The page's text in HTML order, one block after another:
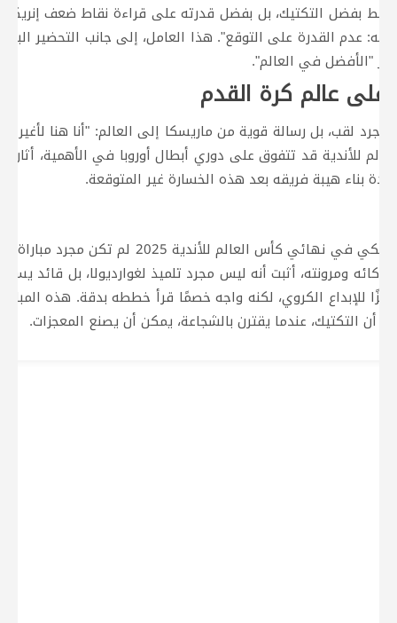
بفضل التكتيك، بل بفضل قدرته على قراءة نقاط ضعف إنريكي.
عدم القدرة على التوقع". هذا العامل، إلى جانب التحضير
"الأفضل في العالم".
على عالم كرة القدم
مجرد لقب، بل رسالة قوية من ماريسكا إلى العالم: "أنا هنا لأغير
للأندية قد تتفوق على دوري أبطال أوروبا في الأهمية،
بناء هيبة فريقه بعد هذه الخسارة غير المتوقعة.
مواجهة ماريسكا وإنريكي في نهائي كأس
ومرونته، أثبت أنه ليس مجرد تلميذ لغوارديولا، بل قائد
رمزًا للإبداع الكروي، لكنه واجه خصمًا قرأ خططه بدقة. هذه
أن التكتيك، عندما يقترن بالشجاعة، يمكن أن يصنع المعجزات.